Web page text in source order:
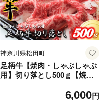
神奈川県松田町
足柄牛【焼肉・しゃぶしゃぶ
用】切り落とし500ｇ【焼肉
い肉質 風味豊か しっとり 上
6,000円